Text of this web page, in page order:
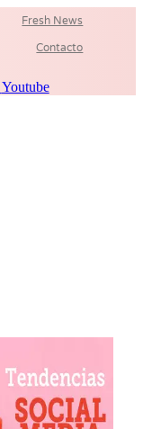
Fresh News
Contacto
Youtube